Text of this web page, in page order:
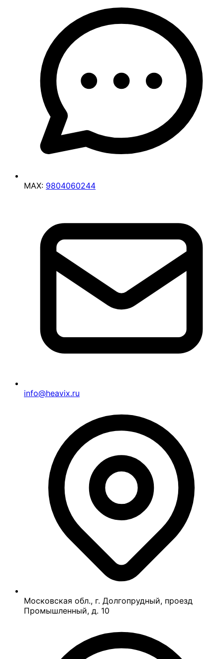
MAX: 9804060244
info@heavix.ru
Московская обл., г. Долгопрудный, проезд
Промышленный, д. 10